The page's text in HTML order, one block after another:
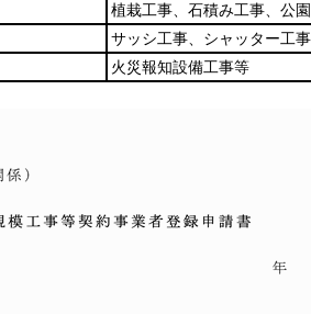
植栽工事、石積み工事、公
サッシ工事、シャッター工
火災報知設備工事等